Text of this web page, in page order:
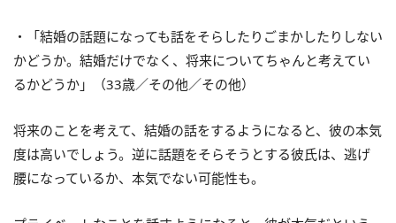
・「結婚の話題になっても話をそらしたりごまかしたりしない
かどうか。結婚だけでなく、将来についてちゃんと考えてい
るかどうか」（33歳／その他／その他）
将来のことを考えて、結婚の話をするようになると、彼の本気
度は高いでしょう。逆に話題をそらそうとする彼氏は、逃げ
腰になっているか、本気でない可能性も。